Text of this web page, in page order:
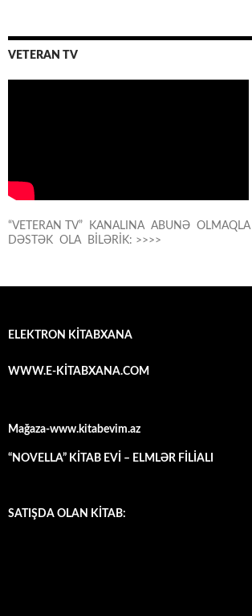
VETERAN TV
“VETERAN TV” KANALINA ABUNƏ
DƏSTƏK OLA BİLƏRİK: >>>>
ELEKTRON KİTABXANA
WWW.E-KİTABXANA.COM
Mağaza-www.kitabevim.az
“NOVELLA” KİTAB EVİ – ELMLƏR FİLİALI
SATIŞDA OLAN KİTAB: